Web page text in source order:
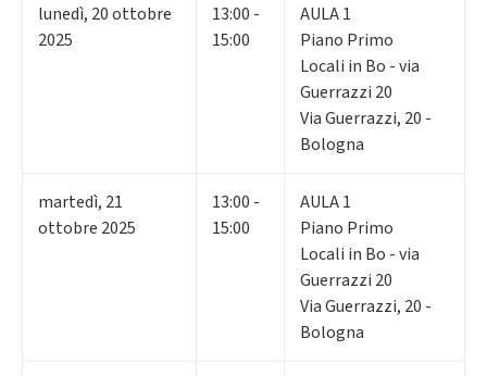
lunedì, 20ottobre
2025
13:00 -
15:00
AULA 1
Piano Primo
Locali in Bo - via
Guerrazzi 20
Via Guerrazzi, 20 -
Bologna
martedì, 21
ottobre 2025
13:00 -
15:00
AULA 1
Piano Primo
Locali in Bo - via
Guerrazzi 20
Via Guerrazzi, 20 -
Bologna